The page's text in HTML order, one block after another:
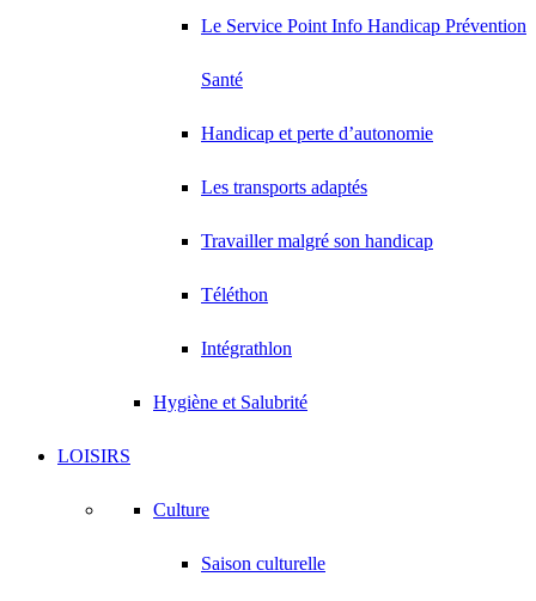
Le Service Point Info Handicap Prévention
Santé
Handicap et perte d’autonomie
Les transports adaptés
Travailler malgré son handicap
Téléthon
Intégrathlon
Hygiène et Salubrité
LOISIRS
Culture
Saison culturelle